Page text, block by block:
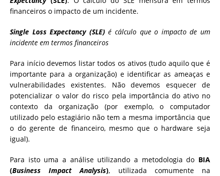
financeiros o impacto de um incidente.
Single Loss Expectancy(SLE)é cálculo que o impacto de um
incidente em termos financeiros
Para início devemos listar todos os ativos (tudo aquilo que é
importante para a organização) e identificar as ameaças e
vulnerabilidades existentes. Não devemos esquecer de
potencializar o valor do risco pela importância do ativo no
contexto da organização (por exemplo, o computador
utilizado pelo estagiário não tem a mesma importância que
o do gerente de financeiro, mesmo que o hardware seja
igual).
Para isto uma a análise utilizando a metodologia do BIA
(Business Impact Analysis), utilizada comumente na